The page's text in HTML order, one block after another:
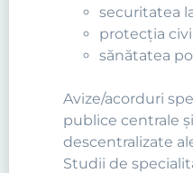
securitatea
protecţia
sănătatea
Avize/acorduri
publice centrale
descentralizate
Studii de